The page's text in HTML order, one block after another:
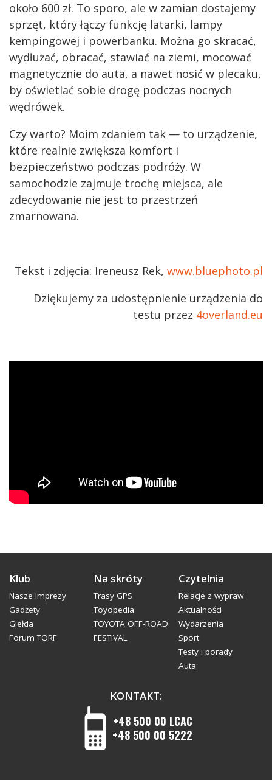
około 600 zł. To sporo, ale w zamian dostajemy
sprzęt, który łączy funkcję latarki, lampy
kempingowej i powerbanku. Można go skracać,
wydłużać, obracać, stawiać na ziemi, mocować
magnetycznie do auta, a nawet nosić w plecaku,
by oświetlać sobie drogę podczas nocnych
wędrówek.
Czy warto? Moim zdaniem tak — to urządzenie,
które realnie zwiększa komfort i
bezpieczeństwo podczas podróży. W
samochodzie zajmuje trochę miejsca, ale
zdecydowanie nie jest to przestrzeń
zmarnowana.
Tekst i zdjęcia: Ireneusz Rek, www.bluephoto.pl
Dziękujemy za udostępnienie urządzenia do
testu przez 4overland.eu
Klub
Nasze Imprezy
Gadżety
Giełda
Forum TORF
Na skróty
Trasy GPS
Toyopedia
TOYOTA OFF-ROAD
FESTIVAL
Czytelnia
Relacje z wypraw
Aktualności
Wydarzenia
Sport
Testy i porady
Auta
KONTAKT:
+48 500 00 LCAC
+48 500 00 5222